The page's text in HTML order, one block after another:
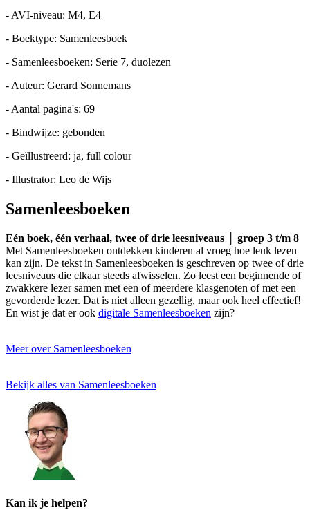
- AVI-niveau: M4, E4
- Boektype: Samenleesboek
- Samenleesboeken: Serie 7, duolezen
- Auteur: Gerard Sonnemans
- Aantal pagina's: 69
- Bindwijze: gebonden
- Geïllustreerd: ja, full colour
- Illustrator: Leo de Wijs
Samenleesboeken
Eén boek, één verhaal, twee of drie leesniveaus │ groep 3 t/m 8
Met Samenleesboeken ontdekken kinderen al vroeg hoe leuk lezen
kan zijn. De tekst in Samenleesboeken is geschreven op twee of drie
leesniveaus die elkaar steeds afwisselen. Zo leest een beginnende of
zwakkere lezer samen met een of meerdere klasgenoten of met een
gevorderde lezer. Dat is niet alleen gezellig, maar ook heel effectief!
En wist je dat er ook digitale Samenleesboeken zijn?
Meer over Samenleesboeken
Bekijk alles van Samenleesboeken
Kan ik je helpen?